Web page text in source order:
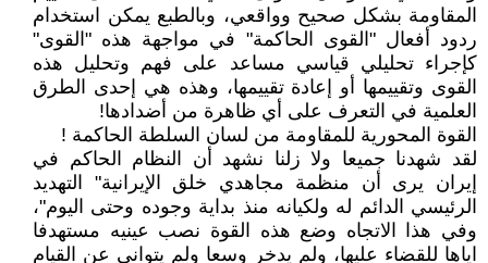
المقاومة بشكل صحيح وواقعي، وبالطبع يمكن استخدام
ردود أفعال "القوى الحاكمة" في مواجهة هذه "القوى"
كإجراء تحليلي قياسي مساعد على فهم وتحليل هذه
القوى وتقييمها أو إعادة تقييمها، وهذه هي إحدى الطرق
العلمية في التعرف على أي ظاهرة من أضدادها!
القوة المحورية للمقاومة من لسان السلطة الحاكمة !
لقد شهدنا جميعا ولا زلنا نشهد أن النظام الحاكم في
إيران يرى أن منظمة مجاهدي خلق الإيرانية" التهديد
الرئيسي الدائم له ولكيانه منذ بداية وجوده وحتى اليوم"،
وفي هذا الاتجاه وضع هذه القوة نصب عينيه مستهدفا
اياها للقضاء عليها، ولم يدخر وسعا ولم يتوانى عن القيام